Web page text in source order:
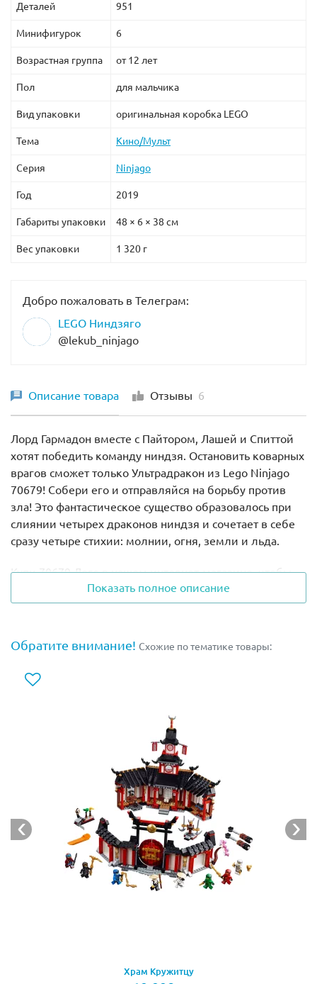
Деталей 951
Минифигурок 6
Возрастная группа от 12 лет
Пол для мальчика
Вид упаковки оригинальная коробка LEGO
Тема Кино/Мульт
Серия Ninjago
Год 2019
Габариты упаковки 48 × 6 × 38 см
Вес упаковки 1 320 г
Добро пожаловать в Телеграм:
LEGO Ниндзяго
@lekub_ninjago
Описание товара Отзывы 6
Лорд Гармадон вместе с Пайтором, Лашей и Спиттой
хотят победить команду ниндзя. Остановить коварных
врагов сможет только Ультрадракон из Lego Ninjago
70679! Собери его и отправляйся на борьбу против
зла! Это фантастическое существо образовалось при
слиянии четырех драконов ниндзя и сочетает в себе
сразу четыре стихии: молнии, огня, земли и льда.
Купи 70679 Лего в нашем интернет-магазине, чтобы
построить необычного дракона. Посмотри, какие
огромные у него хвост и крылья, как воинственно
этого ящера есть место для Ллойда и Мастера Ву.
для прицельной стрельбы.
страшны никакие враги! В нем объединились силы
всех стихий. Поэтому Ультрадракон может
противостоять коварным Серпентинам, вступившим в
сговор с Лордом Гармадоном. Учителю Ву и Ллойду
придется выступать против превосходящего вдвое
противника. Но отважных ниндзя это не пугает, они
уже привыкли сражаться со злом.
Купи набор Лего Ниндзяго 70679 и убедись, что
каждая из его голов олицетворяет свою стихию и
украшена ее элементами. Вместе они способны
Показать полное описание
Обратите внимание! Схожие по тематике товары:
Храм Кружитцу